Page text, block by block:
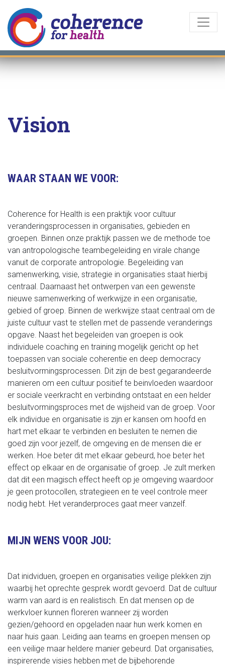
Vision
WAAR STAAN WE VOOR:
Coherence for Health is een praktijk voor cultuur
veranderingsprocessen in organisaties, gebieden en
groepen. Binnen onze praktijk passen we de methode toe
van antropologische teambegeleiding en virale change
vanuit de corporate antropologie. Begeleiding van
samenwerking, visie, strategie in organisaties staat hierbij
centraal. Daarnaast het ontwerpen van een gewenste
nieuwe samenwerking of werkwijze in een organisatie,
gebied of groep. Binnen de werkwijze staat centraal om de
juiste cultuur vast te stellen met de passende veranderings
opgave. Naast het begeleiden van groepen is ook
individuele coaching en training mogelijk gericht op het
toepassen van sociale coherentie en deep democracy
besluitvormingsprocessen. Dit zijn de best gegarandeerde
manieren om een cultuur positief te beinvloeden waardoor
er sociale veerkracht en verbinding ontstaat en een helder
besluitvormingsproces met de wijsheid van de groep. Voor
elk individue en organisatie is zijn er kansen om hoofd en
hart met elkaar te verbinden en besluiten te nemen die
goed zijn voor jezelf, de omgeving en de mensen die er
werken. Hoe beter dit met elkaar gebeurd, hoe beter het
effect op elkaar en de organisatie of groep. Je zult merken
dat dit een magisch effect heeft op je omgeving waardoor
je geen protocollen, strategieen en te veel controle meer
nodig hebt. Het veranderproces gaat meer vanzelf.
MIJN WENS VOOR JOU:
Dat inidviduen, groepen en organisaties veilige plekken zijn
waarbij het oprechte gesprek wordt gevoerd. Dat de cultuur
warm van aard is en realistisch. En dat mensen op de
werkvloer kunnen floreren wanneer zij worden
gezien/gehoord en opgeladen naar hun werk komen en
naar huis gaan. Leiding aan teams en groepen mensen op
een veilige maar heldere manier gebeurd. Dat organisaties,
inspirerende visies hebben met de bijbehorende